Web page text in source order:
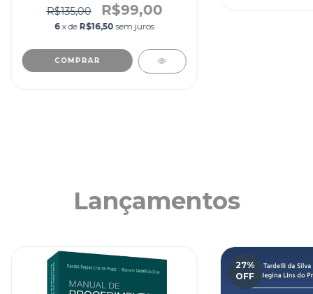
R$135,00 R$99,00
6 x de R$16,50 sem juros
Lançamentos
27%
OFF